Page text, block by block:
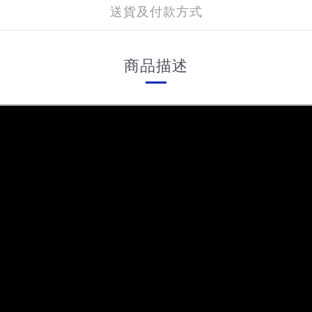
送貨及付款方式
商品描述